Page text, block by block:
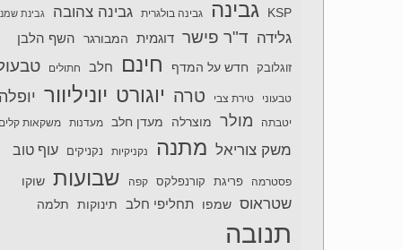
KSP גבינה גבינה בולגרית גבינה צהובה גבינת
גלידה ד"ר פישר דוגמית המבורגר השף הלבן
זוגלובק חדש על המדף חינם חלב חתולים
טבעוני טירת צבי טרה יוגורט יוניליוור
יטבתה מולר מוצרלה מעדן חלב מעדנות משקאות
משק צוריאל מתנה נקניקיות נקניקים עוף טוב
פסטרמה פריגת קורנפלקס קפה שבועות שוקו
שטראוס שמפו תחליפי חלב תינוקות תלמה
תנובה